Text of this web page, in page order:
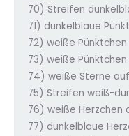
70) Streifen
71) dunkelblaue
72) weiße
73) weiße
74) weiße Sterne
75) Streifen weiß-
76) weiße Herzchen
77) dunkelblaue